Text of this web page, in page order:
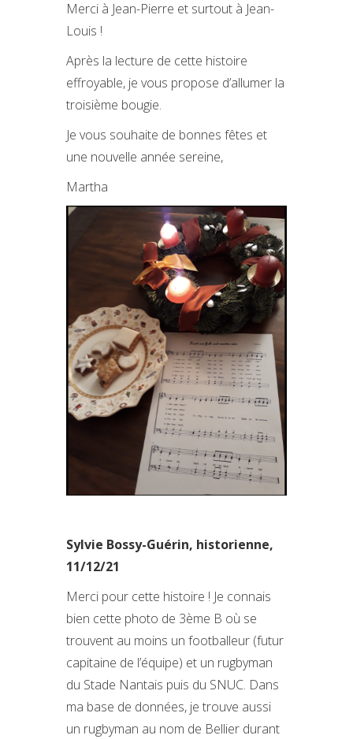
Merci à Jean-Pierre et surtout à Jean-
Louis !
Après la lecture de cette histoire
effroyable, je vous propose d’allumer la
troisième bougie.
Je vous souhaite de bonnes fêtes et
une nouvelle année sereine,
Martha
Sylvie Bossy-Guérin, historienne,
11/12/21
‌Merci pour cette histoire ! Je connais
bien cette photo de 3ème B où se
trouvent au moins un footballeur (futur
capitaine de l’équipe) et un rugbyman
du Stade Nantais puis du SNUC. Dans
ma base de données, je trouve aussi
un rugbyman au nom de Bellier durant